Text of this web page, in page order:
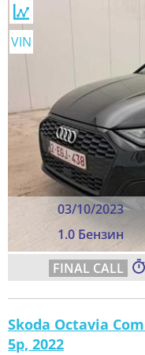
03/10/2023
1.0 Бензин
VIN
Skoda Octavia
5p, 2022